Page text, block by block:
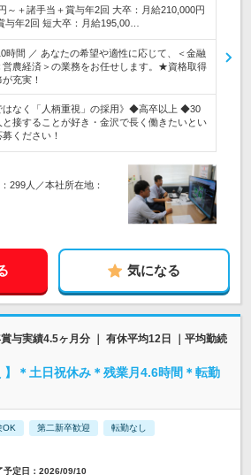
～＋諸手当＋賞与年2回 大卒：月給210,000円
与年2回 短大卒：月給195,00…
時間 ／ あなたの希望や適性に応じて、＜金融
営農経済＞の業務をお任せします。★資格取得
充実！
はなく「人柄重視」の採用》◆高卒以上 ◆30
と接することが好き・金沢で長く働きたいとい
ください！
299人／本社所在地：
気になる
与実績4.5ヶ月分 ｜ 有休平均12日 ｜平均勤続
＊土日祝休み＊残業月4.6時間＊転勤
OK 第二新卒歓迎 転勤なし
定日：2026/09/10